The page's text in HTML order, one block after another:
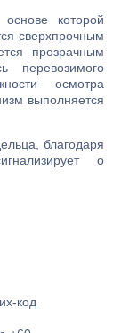
которой
сверхпрочным
прозрачным
перевозимого
осмотра
выполняется
благодаря
о
код